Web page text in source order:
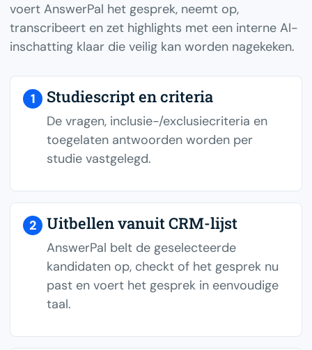
voert AnswerPal het gesprek, neemt op,
transcribeert en zet highlights met een interne AI-
inschatting klaar die veilig kan worden nagekeken.
1 Studiescript en criteria
De vragen, inclusie-/exclusiecriteria en
toegelaten antwoorden worden per
studie vastgelegd.
2 Uitbellen vanuit CRM-lijst
AnswerPal belt de geselecteerde
kandidaten op, checkt of het gesprek nu
past en voert het gesprek in eenvoudige
taal.